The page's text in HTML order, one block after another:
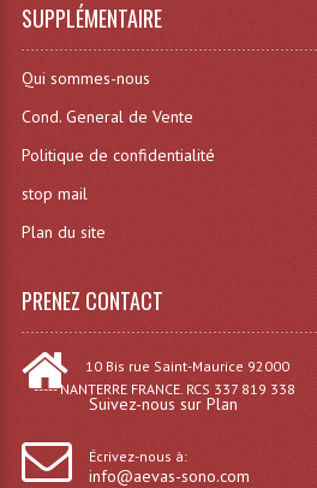
CRÉER UN COMPTE
SUPPLÉMENTAIRE
Qui sommes-nous
Cond. General de Vente
Politique de confidentialité
stop mail
Plan du site
PRENEZ CONTACT
10 Bis rue Saint-Maurice 92000
----- NANTERRE FRANCE. RCS 337 819 338
Suivez-nous sur Plan
Écrivez-nous à:
info@aevas-sono.com